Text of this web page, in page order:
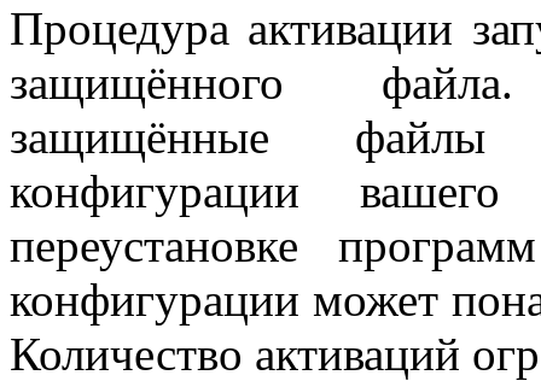
Процедура активации
защищённого
защищённые файлы
конфигурации
переустановке
конфигурации может
Количество активаций